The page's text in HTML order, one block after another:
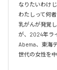
なりたいわけ
わたしって何
乳がんが発覚
が、2024年ラ
Abema、東海
世代の女性を